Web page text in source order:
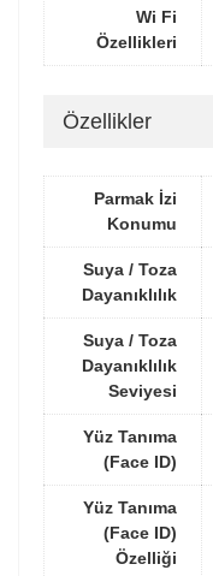
Wi Fi
Özellikleri
Özellikler
Parmak İzi
Konumu
Suya / Toza
Dayanıklılık
Suya / Toza
Dayanıklılık
Seviyesi
Yüz Tanıma
(Face ID)
Yüz Tanıma
(Face ID)
Özelliği